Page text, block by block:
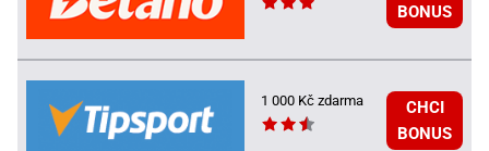
BONUS
1 000 Kč zdarma
CHCI
BONUS